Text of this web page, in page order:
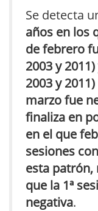
Se detecta
años en los
de febrero
2003 y
2003 y
marzo fue
finaliza en
en el que
sesiones
esta
que la 1ª
negativa.